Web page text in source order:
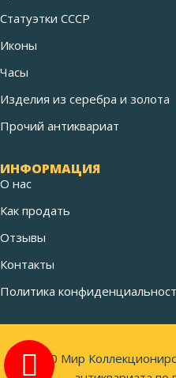
Статуэтки СССР
Иконы
Часы
Изделия из серебра и золота
Прочий антиквариат
ИНФОРМАЦИЯ
О нас
Как продать
Отзывы
Контакты
Политика
©2020 Мир